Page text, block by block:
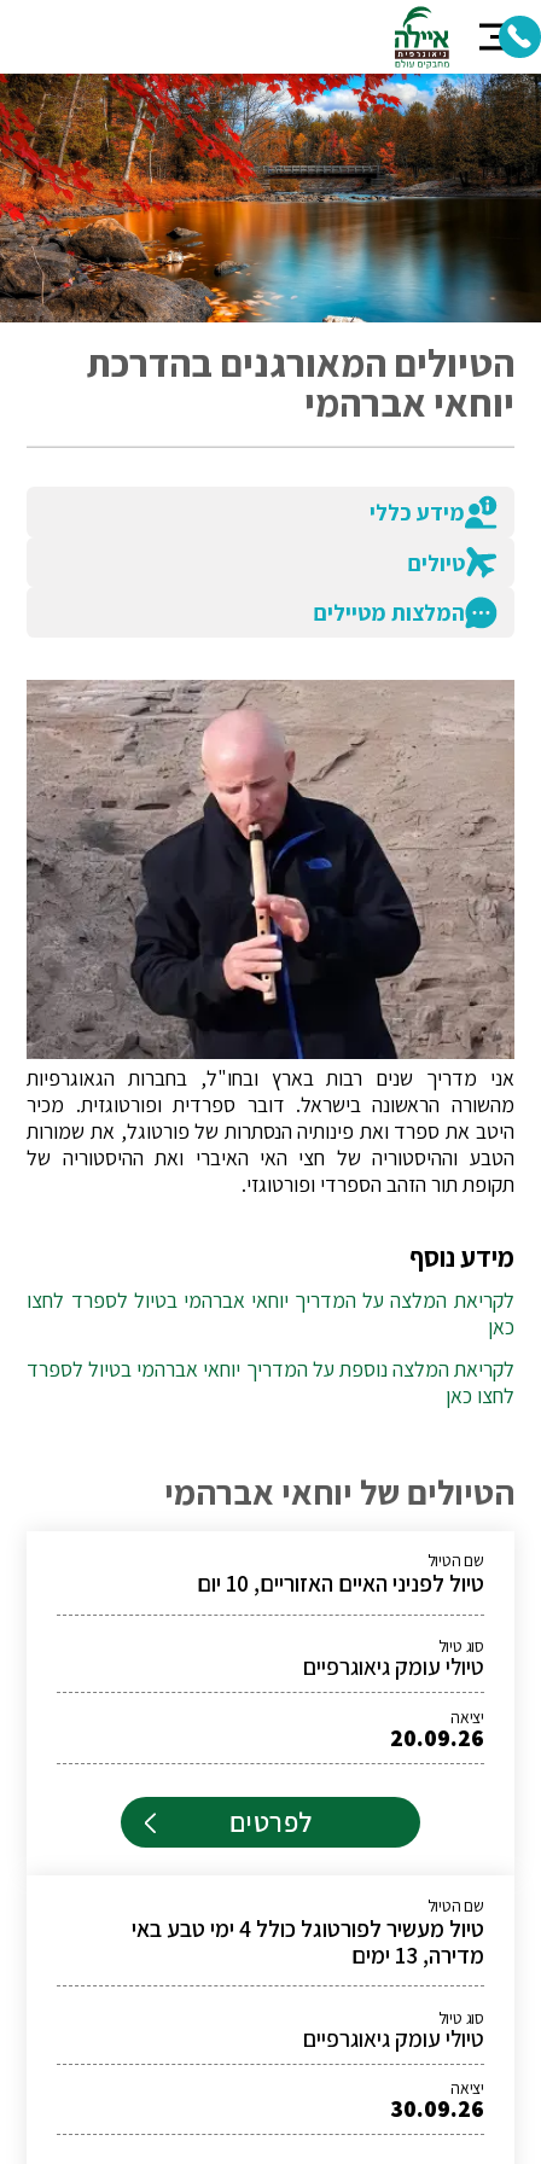
הטיולים המאורגנים בהדרכת
יוחאי אברהמי
מידע כללי
טיולים
המלצות מטיילים
אני מדריך שנים רבות בארץ ובחו"ל, בחברות הגאוגרפיות
מהשורה הראשונה בישראל. דובר ספרדית ופורטוגזית. מכיר
היטב את ספרד ואת פינותיה הנסתרות של פורטוגל, את שמורות
הטבע וההיסטוריה של חצי האי האיברי ואת ההיסטוריה של
תקופת תור הזהב הספרדי ופורטוגזי.
מידע נוסף
לקריאת המלצה על המדריך יוחאי אברהמי בטיול לספרד לחצו
כאן
לקריאת המלצה נוספת על המדריך יוחאי אברהמי בטיול לספרד
לחצו כאן
הטיולים של יוחאי אברהמי
שם הטיול
טיול לפניני האיים האזוריים, 10 יום
סוג טיול
טיולי עומק גיאוגרפיים
יציאה
20.09.26
לפרטים
שם הטיול
טיול מעשיר לפורטוגל כולל 4 ימי טבע באי
מדירה, 13 ימים
סוג טיול
טיולי עומק גיאוגרפיים
יציאה
30.09.26